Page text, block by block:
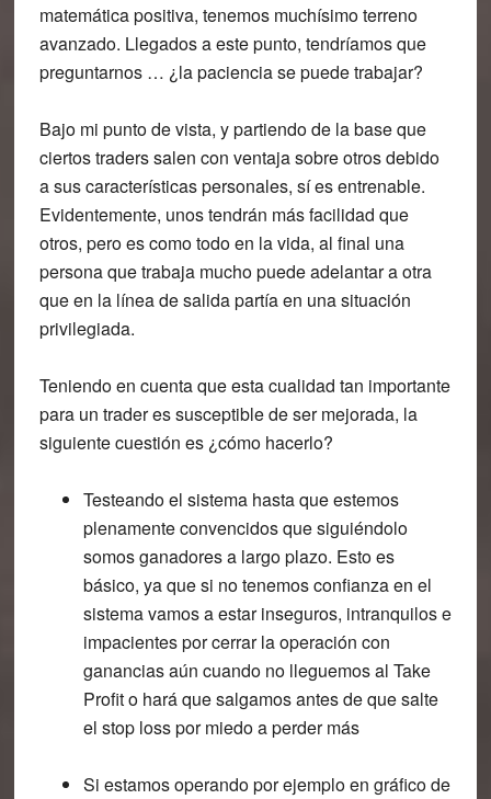
matemática positiva, tenemos muchísimo terreno
avanzado. Llegados a este punto, tendríamos que
preguntarnos … ¿la paciencia se puede trabajar?
Bajo mi punto de vista, y partiendo de la base que
ciertos traders salen con ventaja sobre otros debido
a sus características personales, sí es entrenable.
Evidentemente, unos tendrán más facilidad que
otros, pero es como todo en la vida, al final una
persona que trabaja mucho puede adelantar a otra
que en la línea de salida partía en una situación
privilegiada.
Teniendo en cuenta que esta cualidad tan importante
para un trader es susceptible de ser mejorada, la
siguiente cuestión es ¿cómo hacerlo?
Testeando el sistemahasta que estemos
plenamente convencidos que siguiéndolo
somos ganadores a largo plazo. Esto es
básico, ya que si no tenemos confianza en el
sistema vamos a estar inseguros, intranquilos e
impacientes por cerrar la operación con
ganancias aún cuando no lleguemos al Take
Profit o hará que salgamos antes de que salte
el stop loss por miedo a perder más
Si estamos operando por ejemplo en gráfico de